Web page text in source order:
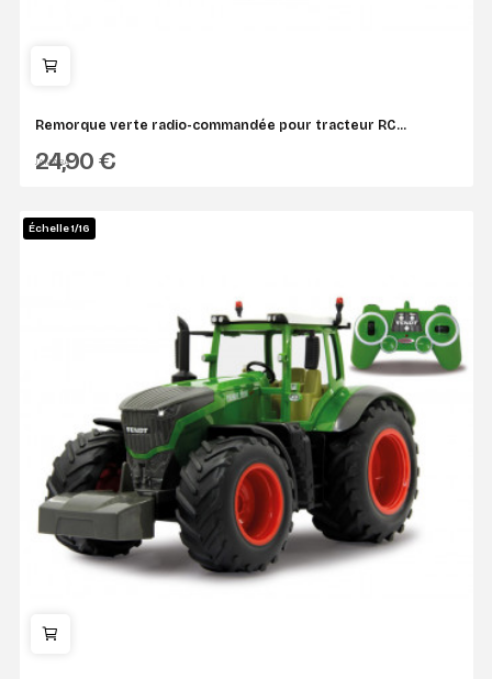
Remorque verte radio-commandée pour tracteur RC...
JAMARA
24,90 €
Échelle 1/16